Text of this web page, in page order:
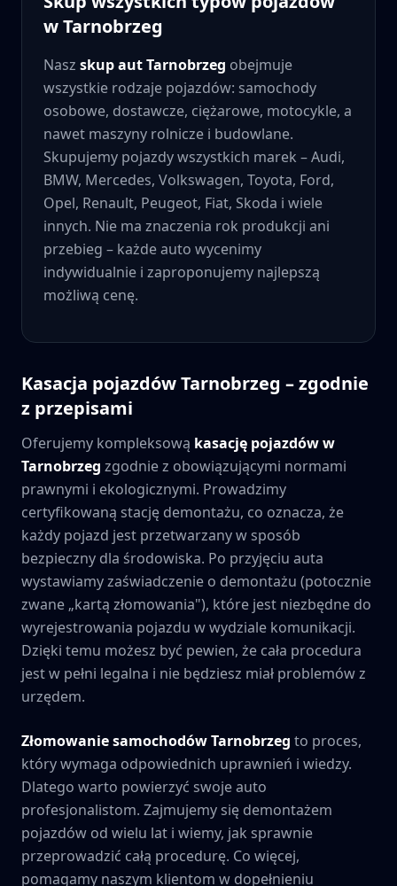
wTarnobrzeg
Nasz skup autTarnobrzeg obejmuje
wszystkie rodzaje pojazdów: samochody
osobowe, dostawcze, ciężarowe, motocykle, a
nawet maszyny rolnicze i budowlane.
Skupujemy pojazdy wszystkich marek – Audi,
BMW, Mercedes, Volkswagen, Toyota, Ford,
Opel, Renault, Peugeot, Fiat, Skoda i wiele
innych. Nie ma znaczenia rok produkcji ani
przebieg – każde auto wycenimy
indywidualnie i zaproponujemy najlepszą
możliwą cenę.
Kasacja pojazdówTarnobrzeg – zgodnie
z przepisami
Oferujemy kompleksową kasację pojazdów w
Tarnobrzeg zgodnie z obowiązującymi normami
prawnymi i ekologicznymi. Prowadzimy
certyfikowaną stację demontażu, co oznacza, że
każdy pojazd jest przetwarzany w sposób
bezpieczny dla środowiska. Po przyjęciu auta
wystawiamy zaświadczenie o demontażu (potocznie
zwane „kartą złomowania"), które jest niezbędne do
wyrejestrowania pojazdu w wydziale komunikacji.
Dzięki temu możesz być pewien, że cała procedura
jest w pełni legalna i nie będziesz miał problemów z
urzędem.
Złomowanie samochodówTarnobrzeg to proces,
który wymaga odpowiednich uprawnień i wiedzy.
Dlatego warto powierzyć swoje auto
profesjonalistom. Zajmujemy się demontażem
pojazdów od wielu lat i wiemy, jak sprawnie
przeprowadzić całą procedurę. Co więcej,
pomagamy naszym klientom w dopełnieniu